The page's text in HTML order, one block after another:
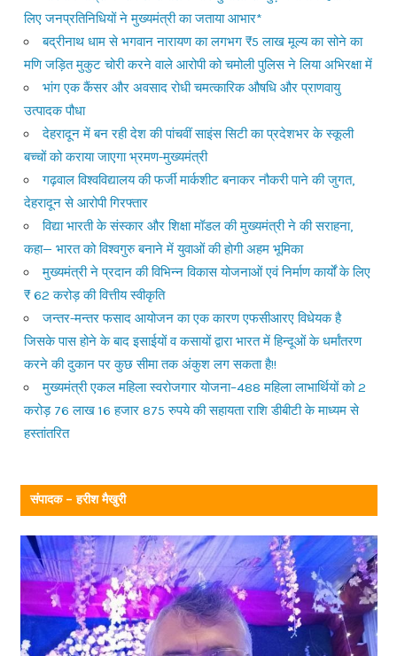
लिए जनप्रतिनिधियों ने मुख्यमंत्री का जताया आभार*
बद्रीनाथ धाम से भगवान नारायण का लगभग ₹5 लाख मूल्य का सोने का
मणि जड़ित मुकुट चोरी करने वाले आरोपी को चमोली पुलिस ने लिया अभिरक्षा में
भांग एक कैंसर और अवसाद रोधी चमत्कारिक औषधि और प्राणवायु
उत्पादक पौधा
देहरादून में बन रही देश की पांचवीं साइंस सिटी का प्रदेशभर के स्कूली
बच्चों को कराया जाएगा भ्रमण-मुख्यमंत्री
गढ़वाल विश्वविद्यालय की फर्जी मार्कशीट बनाकर नौकरी पाने की जुगत,
देहरादून से आरोपी गिरफ्तार
विद्या भारती के संस्कार और शिक्षा मॉडल की मुख्यमंत्री ने की सराहना,
कहा— भारत को विश्वगुरु बनाने में युवाओं की होगी अहम भूमिका
मुख्यमंत्री ने प्रदान की विभिन्न विकास योजनाओं एवं निर्माण कार्यों के लिए
₹ 62 करोड़ की वित्तीय स्वीकृति
जन्तर-मन्तर फसाद आयोजन का एक कारण एफसीआरए विधेयक है
जिसके पास होने के बाद इसाईयों व कसायों द्वारा भारत में हिन्दूओं के धर्मांतरण
करने की दुकान पर कुछ सीमा तक अंकुश लग सकता है!!
मुख्यमंत्री एकल महिला स्वरोजगार योजना–488 महिला लाभार्थियों को 2
करोड़ 76 लाख 16 हजार 875 रुपये की सहायता राशि डीबीटी के माध्यम से
हस्तांतरित
संपादक – हरीश मैखुरी